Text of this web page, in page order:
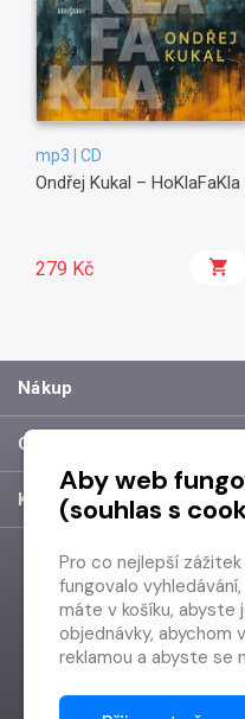
mp3 | CD
Ondřej Kukal – HoKlaFaKla
279 Kč
Nákup
O společnosti
Kontakt
Aby web
(souhlas s
Pro co nejlepší
fungovalo
máte v košíku, abyste
objednávky, abychom
reklamou a abyste se